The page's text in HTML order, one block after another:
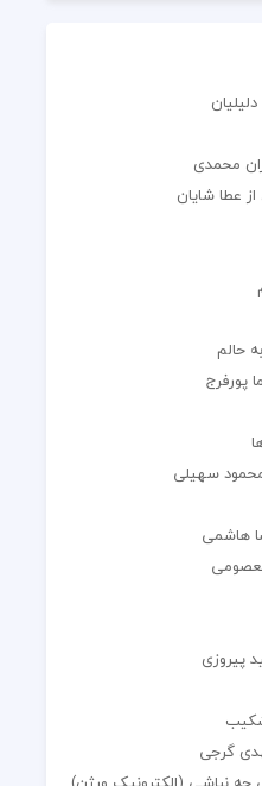
محمدی
عطا شایان
حالم
پورفرج
سهیلی
هاشمی
پیروزی
گرجی